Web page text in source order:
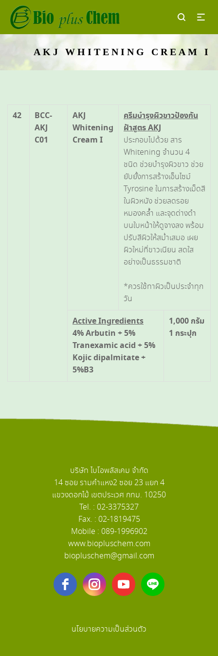
AKJ WHITENING CREAM I
42
BCC-
AKJ
C01
AKJ
Whitening
Cream I
ครีมบำรุงผิวขาวป้องกัน
ฝ้าสูตรAKJ
ประกอบไปด้วย สาร
Whitening จำนวน 4
ชนิด ช่วยบำรุงผิวขาว ช่วย
ยับยั้งการสร้างเอ็นไซม์
Tyrosine ในการสร้างเม็ดสี
ในผิวหนัง ช่วยลดรอย
หมองคล้ำ และจุดด่างดำ
บนใบหน้าให้ดูจางลง พร้อม
ปรับสีผิวให้สม่ำเสมอ เผย
ผิวใหม่ที่ขาวเนียน สดใส
อย่างเป็นธรรมชาติ
*ควรใช้ทาผิวเป็นประจำทุก
วัน
Active Ingredients
4% Arbutin + 5%
Tranexamic acid + 5%
Kojic dipalmitate +
5%B3
1,000 กรัม
1 กระปุก
บริษัท ไบโอพลัสเคม จำกัด
14 ซอย รามคำแหง2 ซอย 23 แยก 4
แขวงดอกไม้ เขตประเวศ กทม. 10250
Tel. : 02-3375327
Fax. : 02-1819475
Mobile : 089-1996902
www.biopluschem.com
biopluschem@gmail.com
นโยบายความเป็นส่วนตัว